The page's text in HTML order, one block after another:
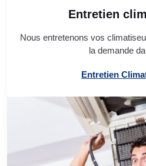
Entretien
Nous entretenons vos
la demande
Entretien